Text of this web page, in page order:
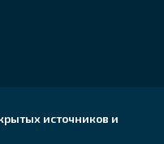
источников и